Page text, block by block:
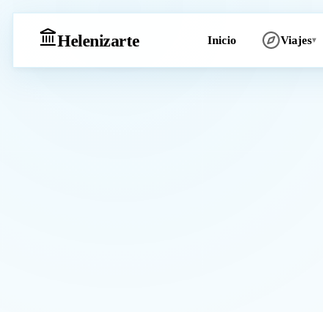
Helenizarte Inicio Viajes▾